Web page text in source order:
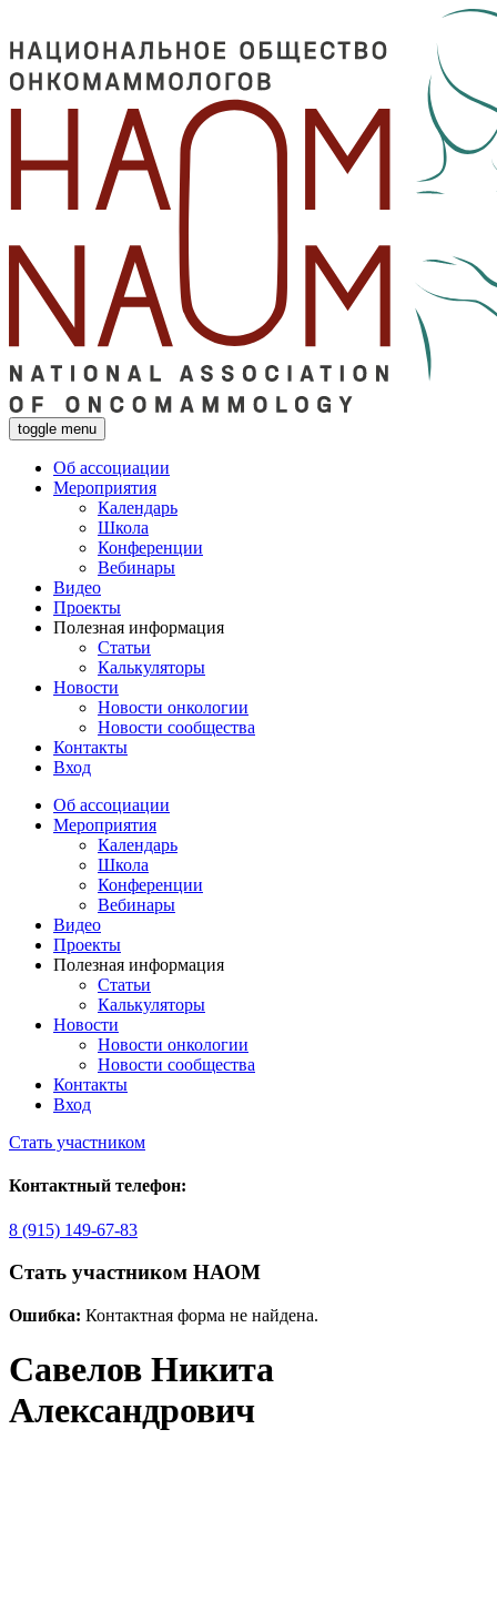
toggle menu
Об ассоциации
Мероприятия
Календарь
Школа
Конференции
Вебинары
Видео
Проекты
Полезная информация
Статьи
Калькуляторы
Новости
Новости онкологии
Новости сообщества
Контакты
Вход
Об ассоциации
Мероприятия
Календарь
Школа
Конференции
Вебинары
Видео
Проекты
Полезная информация
Статьи
Калькуляторы
Новости
Новости онкологии
Новости сообщества
Контакты
Вход
Стать участником
Контактный телефон:
8 (915) 149-67-83
Стать участником НАОМ
Ошибка: Контактная форма не найдена.
Савелов Никита
Александрович